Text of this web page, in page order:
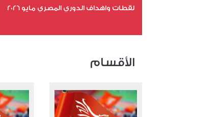
لقطات واهداف الدوري المصري مايو 2026
الأقسام